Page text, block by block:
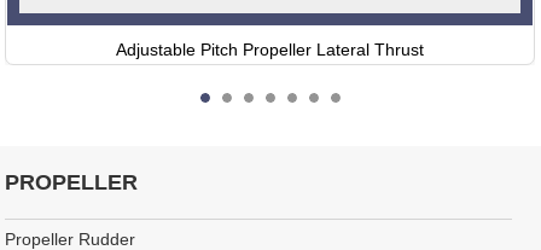
Adjustable Pitch Propeller Lateral Thrust
PROPELLER
Propeller Rudder